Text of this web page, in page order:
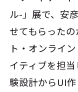
ル-」展で、安
せてもらった
ト・オンライ
イティブを担
験設計からUI